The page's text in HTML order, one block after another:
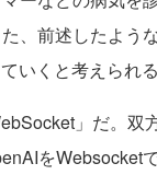
、前述したよう
いくと考えられる
」だ。双
をWebsocket